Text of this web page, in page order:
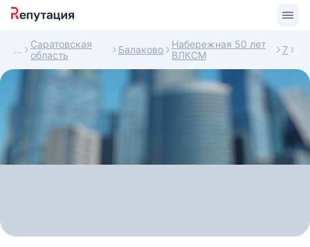
Саратовская
область
Балаково
Набережная 50 лет
ВЛКСМ
7